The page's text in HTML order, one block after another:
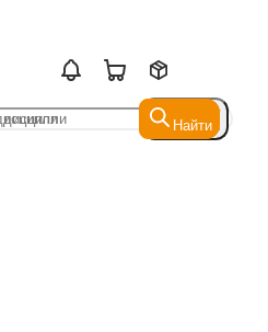
Найти
Найти